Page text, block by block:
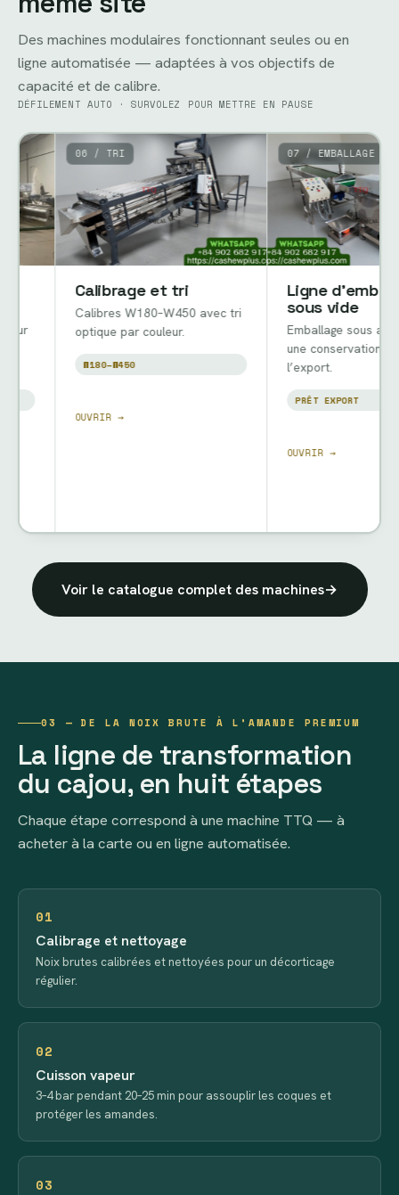
Des machines modulaires fonctionnant seules ou en
ligne automatisée — adaptées à vos objectifs de
capacité et de calibre.
DÉFILEMENT AUTO · SURVOLEZ POUR METTRE EN PAUSE
/ TRI
et tri
W180–W450 avec tri
par couleur.
07 / EMBALLAGE
Ligne d’emballage
sous vide
Emballage sous azote pour
une conservation prête à
l’export.
Voir le catalogue complet des machines→
03 — DE LA NOIX BRUTE À L’AMANDE PREMIUM
La ligne de transformation
du cajou, en huit étapes
Chaque étape correspond à une machine TTQ — à
acheter à la carte ou en ligne automatisée.
01
Calibrage et nettoyage
Noix brutes calibrées et nettoyées pour un décorticage
régulier.
02
Cuisson vapeur
3–4 bar pendant 20–25 min pour assouplir les coques et
protéger les amandes.
03